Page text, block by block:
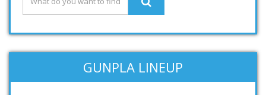
GUNPLA LINEUP